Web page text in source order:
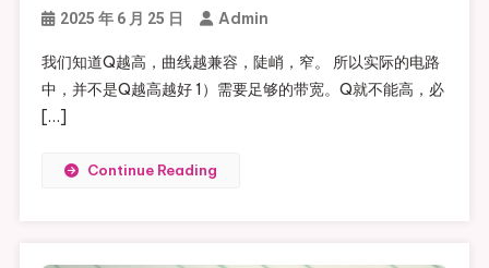
2025 年 6 月 25 日 Admin
我们知道Q越高，曲线越兼容，陡峭，窄。 所以实际的电路
中，并不是Q越高越好 1）需要足够的带宽。Q就不能高，必
[…]
Continue Reading